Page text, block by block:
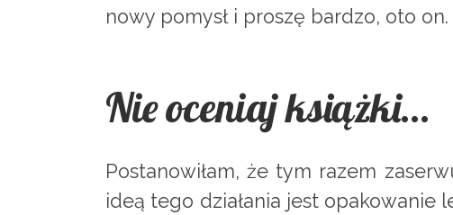
nowy pomysł i proszę bardzo, oto on.
Nie oceniaj książki…
Postanowiłam, że tym razem
ideą tego działania jest